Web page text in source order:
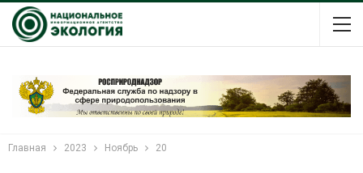
Главная 2023 Ноябрь 20